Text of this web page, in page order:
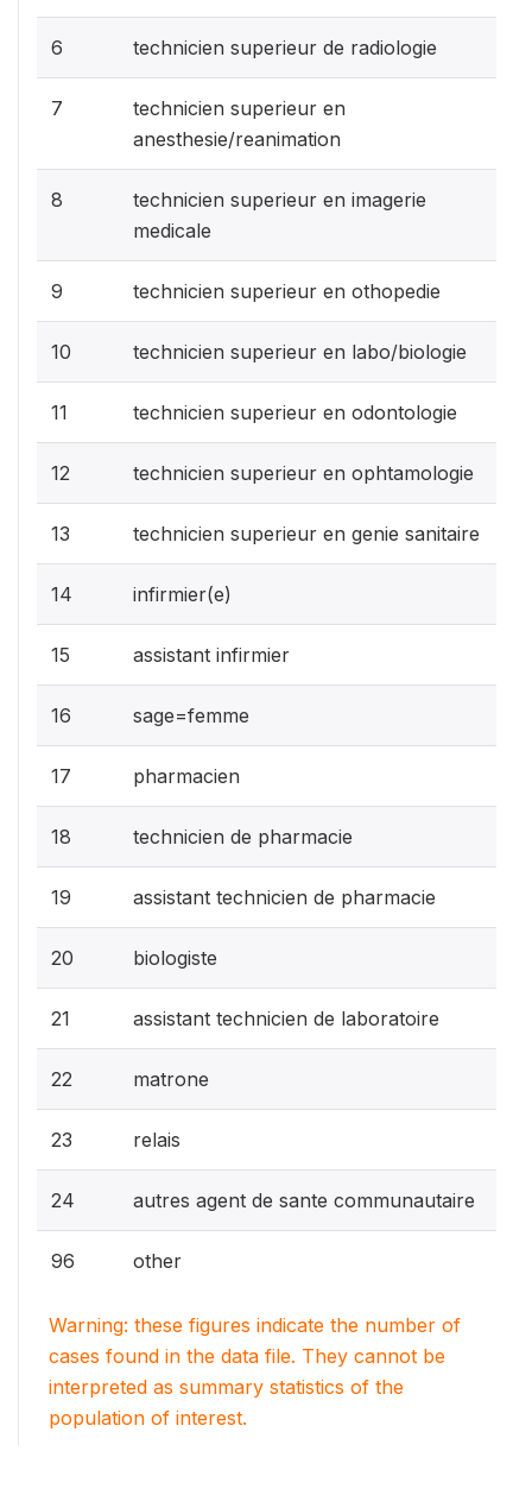
6 technicien superieur de radiologie
7
technicien superieur en
anesthesie/reanimation
8
technicien superieur en imagerie
medicale
9 technicien superieur en othopedie
10 technicien superieur en labo/biologie
11 technicien superieur en odontologie
12 technicien superieur en ophtamologie
13 technicien superieur en genie sanitaire
14 infirmier(e)
15 assistant infirmier
16 sage=femme
17 pharmacien
18 technicien de pharmacie
19 assistant technicien de pharmacie
20 biologiste
21 assistant technicien de laboratoire
22 matrone
23 relais
24 autres agent de sante communautaire
96 other
Warning: these figures indicate the number of
cases found in the data file. They cannot be
interpreted as summary statistics of the
population of interest.